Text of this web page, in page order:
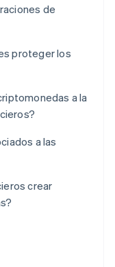
de
proteger los
a la
a las
crear